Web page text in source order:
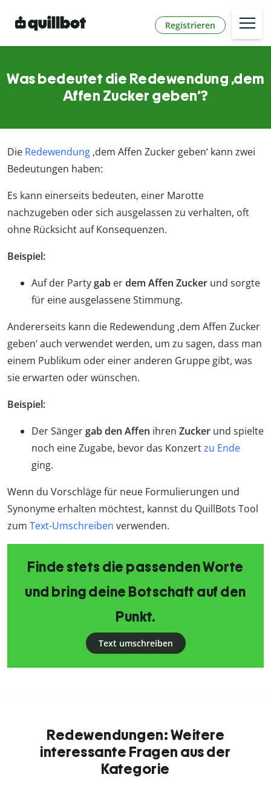
Registrieren
Was bedeutet die Redewendung ‚dem
Affen Zucker geben‘?
Die Redewendung ‚dem Affen Zucker geben‘ kann zwei
Bedeutungen haben:
Es kann einerseits bedeuten, einer Marotte
nachzugeben oder sich ausgelassen zu verhalten, oft
ohne Rücksicht auf Konsequenzen.
Beispiel:
Auf der Partygab erdem Affen Zucker und sorgte
für eine ausgelassene Stimmung.
Andererseits kann die Redewendung ‚dem Affen Zucker
geben‘ auch verwendet werden, um zu sagen, dass man
einem Publikum oder einer anderen Gruppe gibt, was
sie erwarten oder wünschen.
Beispiel:
Der Sängergabden Affen ihren Zucker und spielte
noch eine Zugabe, bevor das Konzertzu Ende
ging.
Wenn du Vorschläge für neue Formulierungen und
Synonyme erhalten möchtest, kannst du QuillBots Tool
zum Text-Umschreiben verwenden.
Finde stets die passenden Worte
und bring deine Botschaft auf den
Punkt.
Text umschreiben
Redewendungen: Weitere
interessante Fragen aus der
Kategorie